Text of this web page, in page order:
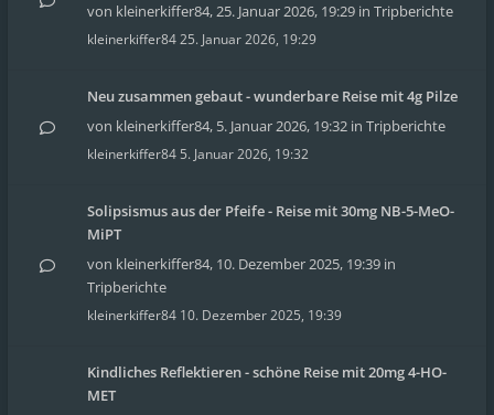
von kleinerkiffer84,25. Januar 2026, 19:29 in Tripberichte
kleinerkiffer8425. Januar 2026, 19:29
Neu zusammen gebaut - wunderbare Reise mit 4g Pilze
von kleinerkiffer84, 5. Januar 2026, 19:32 in Tripberichte
kleinerkiffer84 5. Januar 2026, 19:32
Solipsismus aus der Pfeife - Reise mit 30mg NB-5-MeO-
MiPT
von kleinerkiffer84, 10. Dezember 2025, 19:39 in
Tripberichte
kleinerkiffer84 10. Dezember 2025, 19:39
Kindliches Reflektieren - schöne Reise mit 20mg 4-HO-
MET